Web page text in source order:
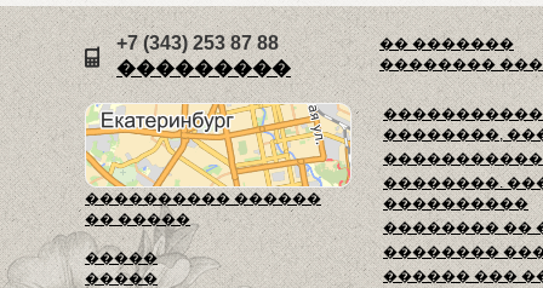
�� �������
��������
��������,
��������.
����������
�������� ��
��������
������ ���
���������� ������
�� �����
�����
�����
+7 (343) 253 87 88
���������